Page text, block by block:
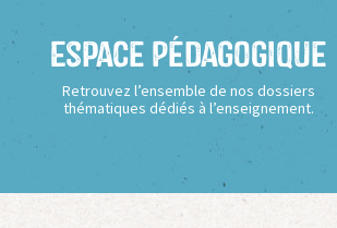
Espace Pédagogique
Retrouvez l’ensemble de nos dossiers
thématiques dédiés à l’enseignement.